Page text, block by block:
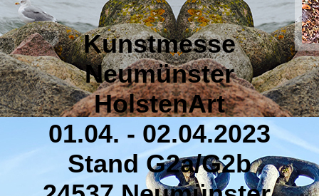
Kunstmesse
Neumünster
HolstenArt
01.04. - 02.04.2023
Stand G2a/G2b